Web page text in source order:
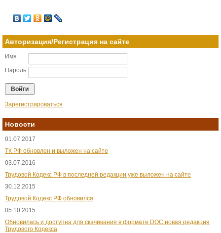
Авторизация/Регистрация на сайте
Имя
Пароль
Зарегистрироваться
Новости
01.07.2017
ТК РФ обновлен и выложен на сайте
03.07.2016
Трудовой Кодекс РФ в последней редакции уже выложен на сайте
30.12.2015
Трудовой Кодекс РФ обновился
05.10.2015
Обновилась и доступна для скачивания в формате DOC новая редакция
Трудового Кодекса